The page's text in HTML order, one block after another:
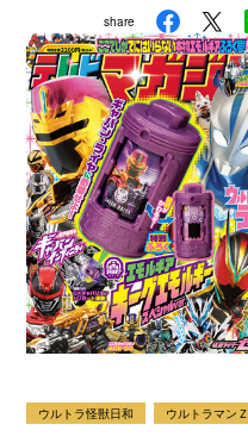
share
ウルトラ怪獣日和 ウルトラマンＺ